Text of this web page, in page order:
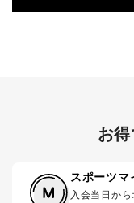
お
スポーツマ
入会当日か